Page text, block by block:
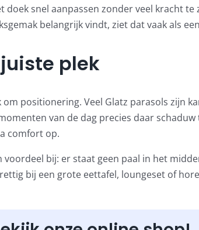
snel aanpassen zonder veel kracht
belangrijk vindt, ziet dat vaak als
plek
positionering. Veel Glatz parasols zijn
van de dag precies daar
comfort op.
bij: er staat geen paal in het
bij een grote eettafel, loungeset of